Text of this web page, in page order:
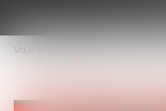
Ouvrir
le
Vous êtes ici :